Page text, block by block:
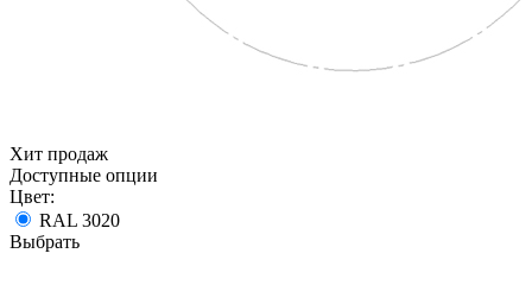
Хит продаж
Доступные опции
Цвет:
RAL 3020
Выбрать